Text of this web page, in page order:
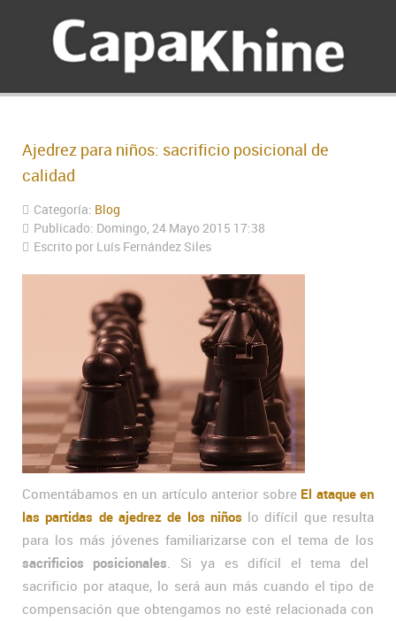
Ajedrez para niños: sacrificio posicional de
calidad
Categoría: Blog
Publicado: Domingo, 24 Mayo 2015 17:38
Escrito por Luís Fernández Siles
Comentábamos en un artículo anterior sobre El ataque en
las partidas de ajedrez de los niñoslo difícil que resulta
para los más jóvenes familiarizarse con el tema de los
sacrificios posicionales . Si ya es difícil el tema del
sacrificio por ataque, lo será aun más cuando el tipo de
compensación que obtengamos no esté relacionada con